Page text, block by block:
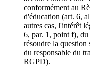
conformément au
d'éducation (art. 6,
autres cas, l'intérêt
6, par. 1, point f), du
résoudre la question
du responsable du
RGPD).